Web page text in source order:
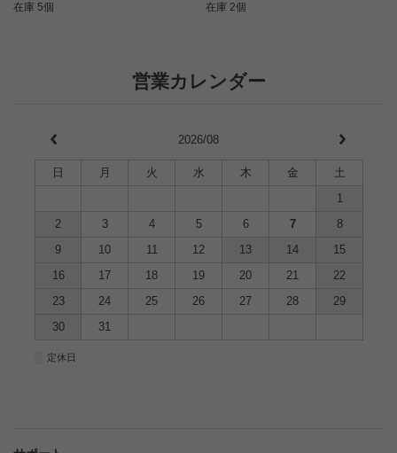
在庫 5個 在庫 2個
営業カレンダー
2026/08
日 月 火 水 木 金
土
1
2
3 4 5 6 7
8
9
10 11 12 13 14
15
16
17 18 19 20 21
22
23
24 25 26 27 28
29
30
31
定休日